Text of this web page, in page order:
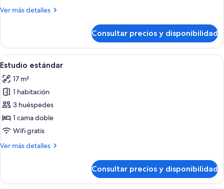
camas
Ver más detalles
Más
estándar,
camas
Consultar precios y disponibilidad
Abrir
todas
las
fotos
de
Estudio
estándar
Una habitación de hotel moderna
5
Estudio estándar
17 m²
1 habitación
3 huéspedes
1 cama doble
Wifi gratis
Ver más detalles
Más
estándar
Consultar precios y disponibilidad